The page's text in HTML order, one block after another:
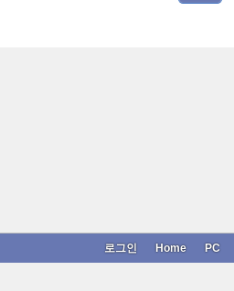
PC
Home
로그인